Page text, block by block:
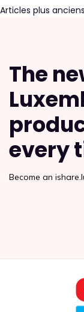
articles
Articles plus anciens
The
every
Become an